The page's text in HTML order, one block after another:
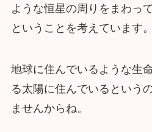
ような恒星の周りをまわっ
ということを考えています。
地球に住んでいるような生
る太陽に住んでいるという
ませんからね。